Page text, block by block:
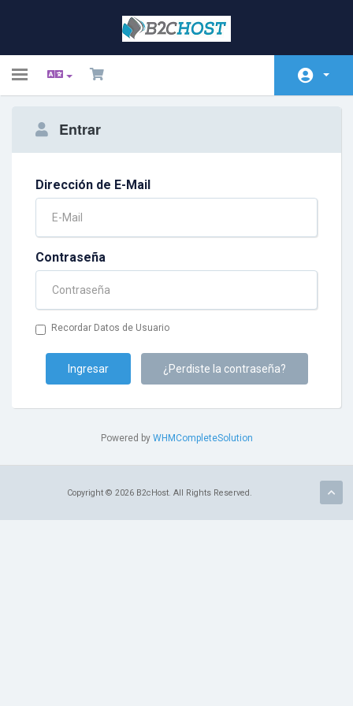
Toggle
Tienda
Anuncios
Preguntas Frecuentes -
Estado de la Red
Contáctenos
Entrar
Dirección de E-Mail
Contraseña
Recordar Datos de Usuario
¿Perdiste la contraseña?
Powered by WHMCompleteSolution
Copyright © 2026 B2cHost. All Rights Reserved.